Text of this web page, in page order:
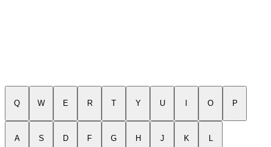
Q W E R T Y U O P
A S D F G H J K L